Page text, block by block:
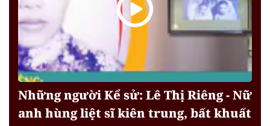
Những người Kể sử: Lê Thị Riêng - Nữ
anh hùng liệt sĩ kiên trung, bất khuất